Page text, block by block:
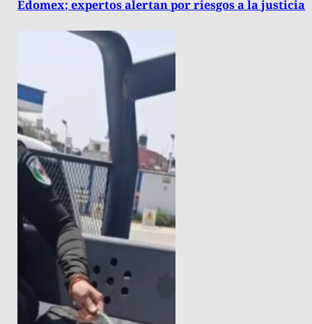
Edomex; expertos alertan por riesgos a la justicia